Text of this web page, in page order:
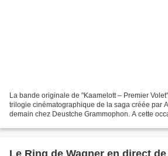
La bande originale de "Kaamelott – Premier
trilogie cinématographique de la saga créée par
demain chez Deustche Grammophon. A cette